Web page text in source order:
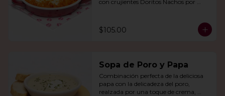
con crujientes Doritos Nachos por
$105.00
Sopa de Poro y Papa
Combinación perfecta de la deliciosa
papa con la delicadeza del poro,
realzada por una toque de crema,